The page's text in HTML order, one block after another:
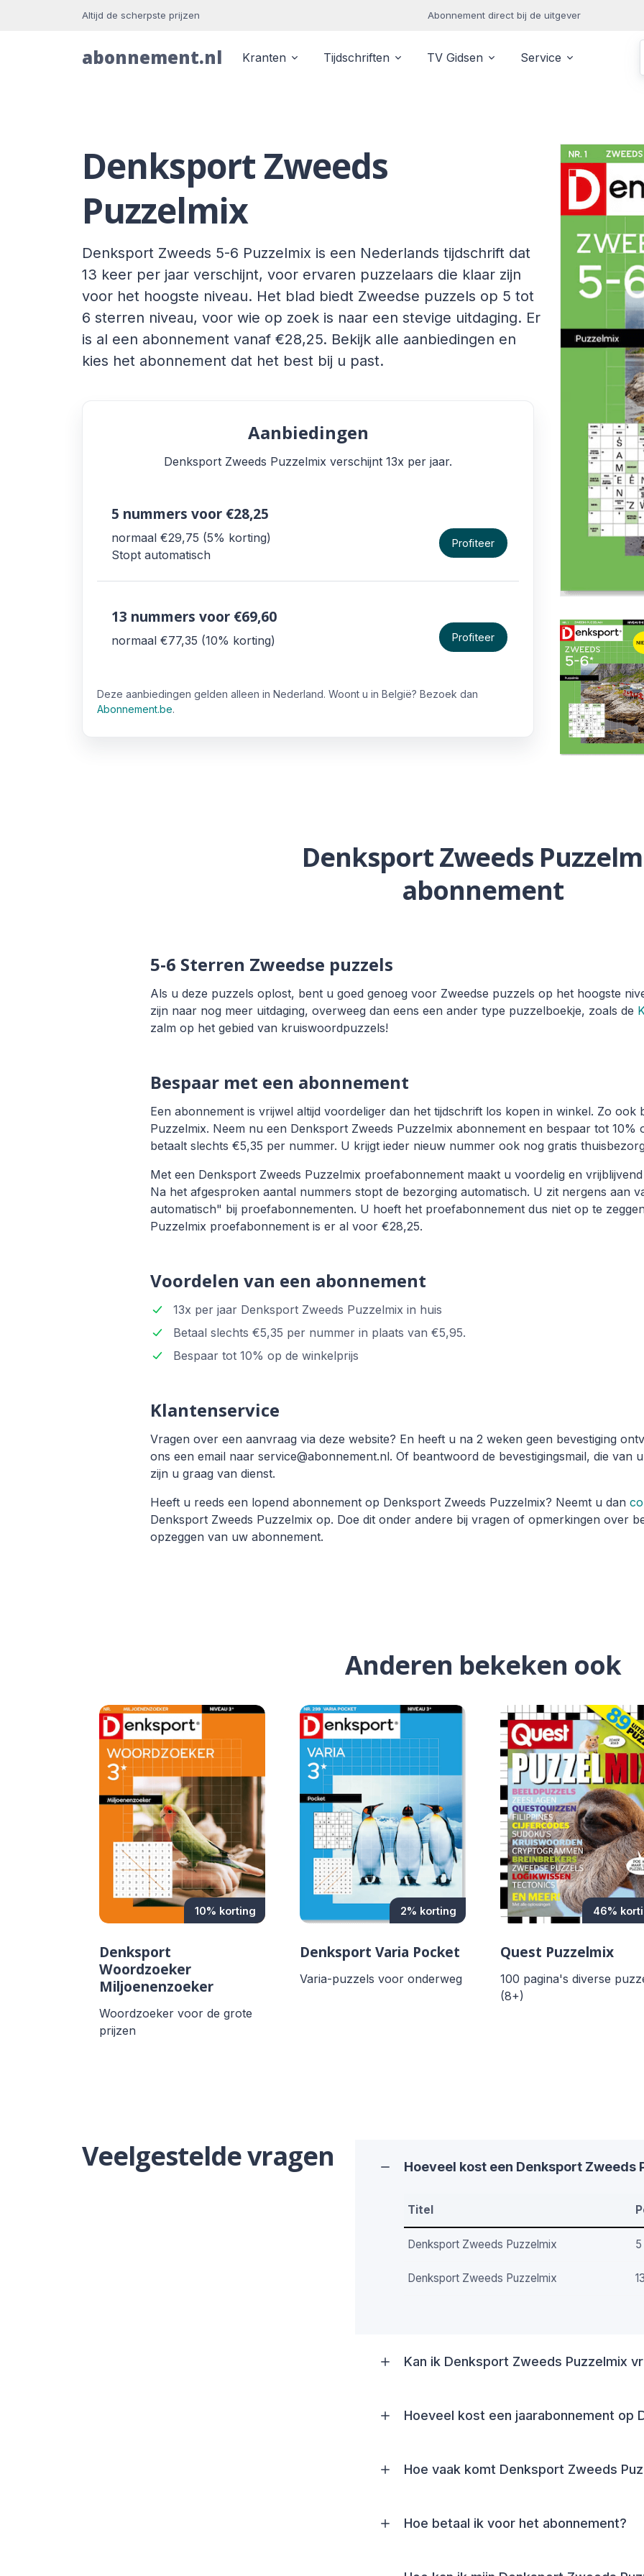
Altijd de scherpste prijzen Abonnement direct bij de uitgever
abonnement.nl Kranten Tijdschriften TV Gidsen Service
Denksport Zweeds
Puzzelmix
Denksport Zweeds 5-6 Puzzelmix is een Nederlands tijdschrift dat
13 keer per jaar verschijnt, voor ervaren puzzelaars die klaar zijn
voor het hoogste niveau. Het blad biedt Zweedse puzzels op 5 tot
6 sterren niveau, voor wie op zoek is naar een stevige uitdaging. Er
is al een abonnement vanaf €28,25. Bekijk alle aanbiedingen en
kies het abonnement dat het best bij u past.
Aanbiedingen
Denksport Zweeds Puzzelmix verschijnt 13x per jaar.
5 nummers voor €28,25
normaal €29,75 5% korting
Stopt automatisch
Profiteer
13 nummers voor €69,60
normaal €77,35 10% korting Profiteer
Deze aanbiedingen gelden alleen in Nederland. Woont u in België? Bezoek dan
Abonnement.be.
Denksport Zweeds
abonnement
5-6 Sterren Zweedse puzzels
Als u deze puzzels oplost, bent u goed genoeg voor Zweedse puzzels op het hoogste
zijn naar nog meer uitdaging, overweeg dan eens een ander type puzzelboekje, zoals de
zalm op het gebied van kruiswoordpuzzels!
Bespaar met een abonnement
Een abonnement is vrijwel altijd voordeliger dan het tijdschrift los kopen in winkel. Zo ook
Puzzelmix. Neem nu een Denksport Zweeds Puzzelmix abonnement en bespaar tot 10%
betaalt slechts €5,35 per nummer. U krijgt ieder nieuw nummer ook nog gratis
Met een Denksport Zweeds Puzzelmix proefabonnement maakt u voordelig en
Na het afgesproken aantal nummers stopt de bezorging automatisch. U zit nergens aan
automatisch" bij proefabonnementen. U hoeft het proefabonnement dus niet op te
Puzzelmix proefabonnement is er al voor €28,25.
Voordelen van een abonnement
13x per jaar Denksport Zweeds Puzzelmix in huis
Betaal slechts €5,35 per nummer in plaats van €5,95.
Bespaar tot 10% op de winkelprijs
Klantenservice
Vragen over een aanvraag via deze website? En heeft u na 2 weken geen bevestiging
ons een email naar service@abonnement.nl. Of beantwoord de bevestigingsmail, die van
zijn u graag van dienst.
Heeft u reeds een lopend abonnement op Denksport Zweeds Puzzelmix? Neemt u dan
Denksport Zweeds Puzzelmix op. Doe dit onder andere bij vragen of opmerkingen over
opzeggen van uw abonnement.
Anderen bekeken ook
10% korting
Denksport
Woordzoeker
Miljoenenzoeker
Woordzoeker voor de grote
prijzen
2% korting
Denksport Varia Pocket
Varia-puzzels voor onderweg
46%
Quest Puzzelmix
100 pagina's diverse
(8+)
Veelgestelde vragen Hoeveel kost een Denksport Zweeds
Titel
Denksport Zweeds Puzzelmix
Denksport Zweeds Puzzelmix
Kan ik Denksport Zweeds Puzzelmix
Hoeveel kost een jaarabonnement op
Hoe vaak komt Denksport Zweeds
Hoe betaal ik voor het abonnement?